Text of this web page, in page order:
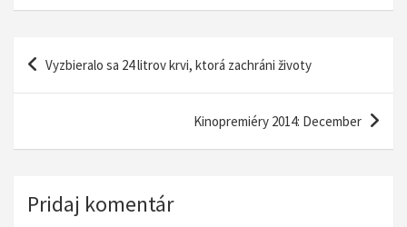
Vyzbieralo sa 24 litrov krvi, ktorá zachráni životy
Kinopremiéry 2014: December
Pridaj komentár